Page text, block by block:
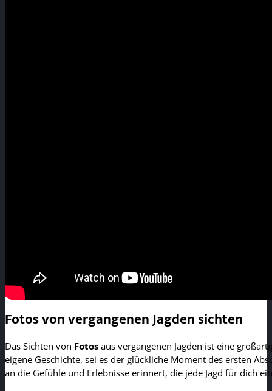
Fotos von vergangenen Jagden sichten
Das Sichten von Fotos aus vergangenen Jagden ist eine
eigene Geschichte, sei es der glückliche Moment des ersten
an die Gefühle und Erlebnisse erinnert, die jede Jagd für dich